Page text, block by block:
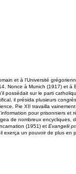
et à l'Université
Nonce à Munich (1917) et
sur le parti
il présida plusieurs
Pie XII travailla
pour prisonniers et
de nombreux encycliques,
(1951) et Evangelii
un pouvoir de plus en